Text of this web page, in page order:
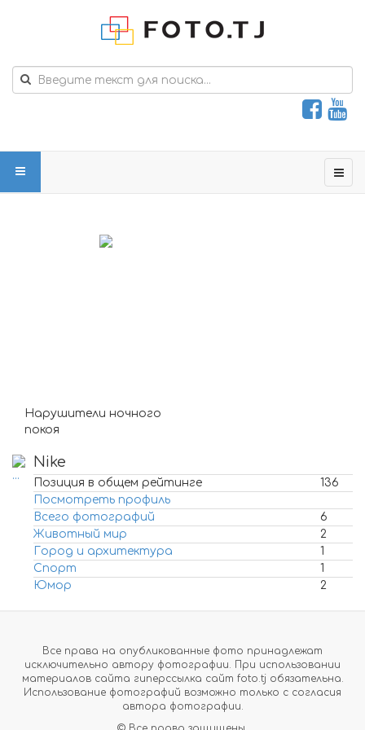
Нарушители ночного
покоя
Nike
Позиция в общем рейтинге
136
Посмотреть профиль
Всего фотографий
6
Животный мир
2
Город и архитектура
1
Спорт
1
Юмор
2
Все права на опубликованные фото принадлежат
исключительно автору фотографии. При использовании
материалов сайта гиперссылка сайт foto.tj обязательна.
Использование фотографий возможно только с согласия
автора фотографии.